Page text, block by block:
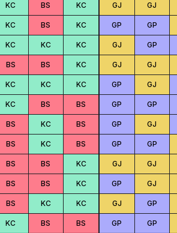
KC BS KC
KC BS KC
KC KC KC
BS BS KC
KC KC KC
KC BS BS
BS KC BS
BS KC BS
BS BS KC
BS BS KC
BS KC KC
KC BS BS
GJ GJ
GP GP
GJ GP
GJ GJ
GP GJ
GP GP
GP GJ
GP GP
GJ GJ
GP GJ
GJ GP
GP GP